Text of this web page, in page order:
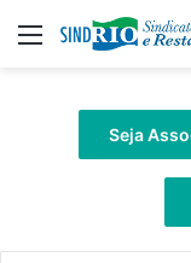
Menu
Seja